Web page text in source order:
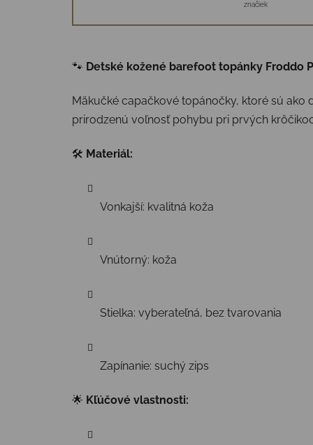
značiek
🐾 Detské kožené barefoot topánky Froddo
Mäkučké capačkové topánočky, ktoré sú ako
prirodzenú voľnosť pohybu pri prvých
🛠 Materiál:
Vonkajší: kvalitná koža
Vnútorný: koža
Stielka: vyberateľná, bez tvarovania
Zapínanie: suchý zips
🌟 Kľúčové vlastnosti: